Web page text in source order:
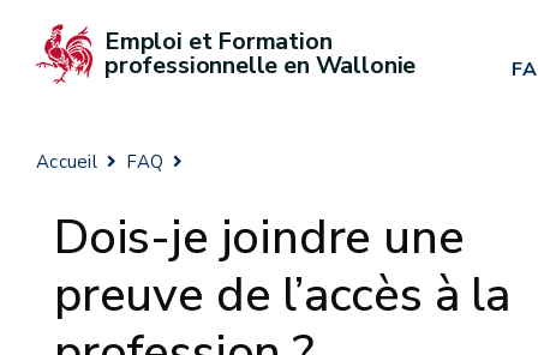
Emploi et Formation
professionnelle en Wallonie
Accueil FAQ
Dois-je joindre une
preuve de l’accès à la